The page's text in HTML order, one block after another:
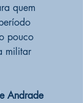
quem
pouco
militar
Andrade